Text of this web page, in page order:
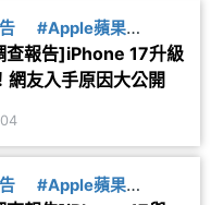
#Apple蘋果
查報告]iPhone 17升級
網友入手原因大公開
#Apple蘋果